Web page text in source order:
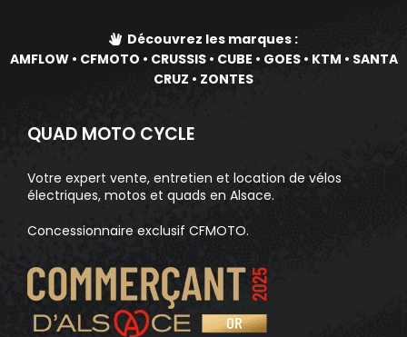
Découvrez les marques :
AMFLOW• CFMOTO • CRUSSIS• CUBE • GOES• KTM • SANTA
CRUZ • ZONTES
QUAD MOTO CYCLE
Votre expert vente, entretien et location de vélos
électriques, motos et quads en Alsace.
Concessionnaire exclusif CFMOTO.